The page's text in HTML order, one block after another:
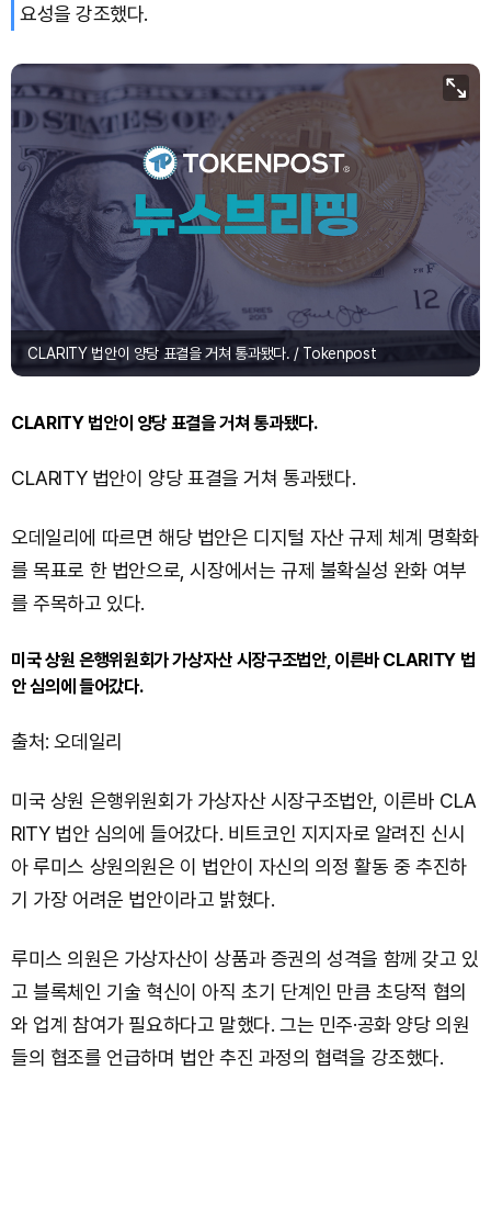
요성을 강조했다.
CLARITY 법안이 양당 표결을 거쳐 통과됐다. / Tokenpost
CLARITY 법안이 양당 표결을 거쳐 통과됐다.
CLARITY 법안이 양당 표결을 거쳐 통과됐다.
오데일리에 따르면 해당 법안은 디지털 자산 규제 체계 명확화
를 목표로 한 법안으로, 시장에서는 규제 불확실성 완화 여부
를 주목하고 있다.
미국 상원 은행위원회가 가상자산 시장구조법안, 이른바 CLARITY 법
안 심의에 들어갔다.
출처: 오데일리
미국 상원 은행위원회가 가상자산 시장구조법안, 이른바 CLA
RITY 법안 심의에 들어갔다. 비트코인 지지자로 알려진 신시
아 루미스 상원의원은 이 법안이 자신의 의정 활동 중 추진하
기 가장 어려운 법안이라고 밝혔다.
루미스 의원은 가상자산이 상품과 증권의 성격을 함께 갖고 있
고 블록체인 기술 혁신이 아직 초기 단계인 만큼 초당적 협의
와 업계 참여가 필요하다고 말했다. 그는 민주·공화 양당 의원
들의 협조를 언급하며 법안 추진 과정의 협력을 강조했다.